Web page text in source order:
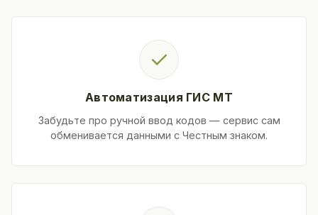
✓
Автоматизация ГИС МТ
Забудьте про ручной ввод кодов — сервис сам
обменивается данными с Честным знаком.